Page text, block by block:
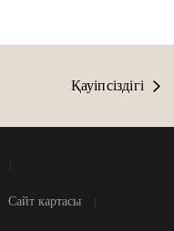
Қауіпсіздігі
Сайт картасы